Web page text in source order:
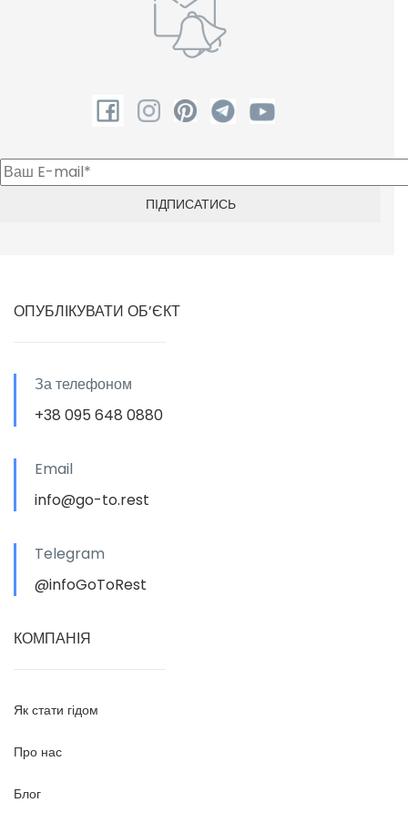
ОПУБЛІКУВАТИ ОБ’ЄКТ
За телефоном
+38 095 648 0880
Email
info@go-to.rest
Telegram
@infoGoToRest
КОМПАНІЯ
Як стати гідом
Про нас
Блог